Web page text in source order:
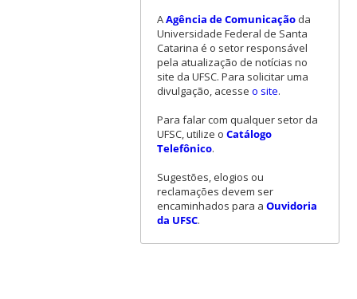
AAgência de Comunicaçãoda
Universidade Federal de Santa
Catarina é o setor responsável
pela atualização de notícias no
site da UFSC. Para solicitar uma
divulgação, acesse o site.
Para falar com qualquer setor da
UFSC, utilize o Catálogo
Telefônico.
Sugestões, elogios ou
reclamações devem ser
encaminhados para a Ouvidoria
da UFSC.